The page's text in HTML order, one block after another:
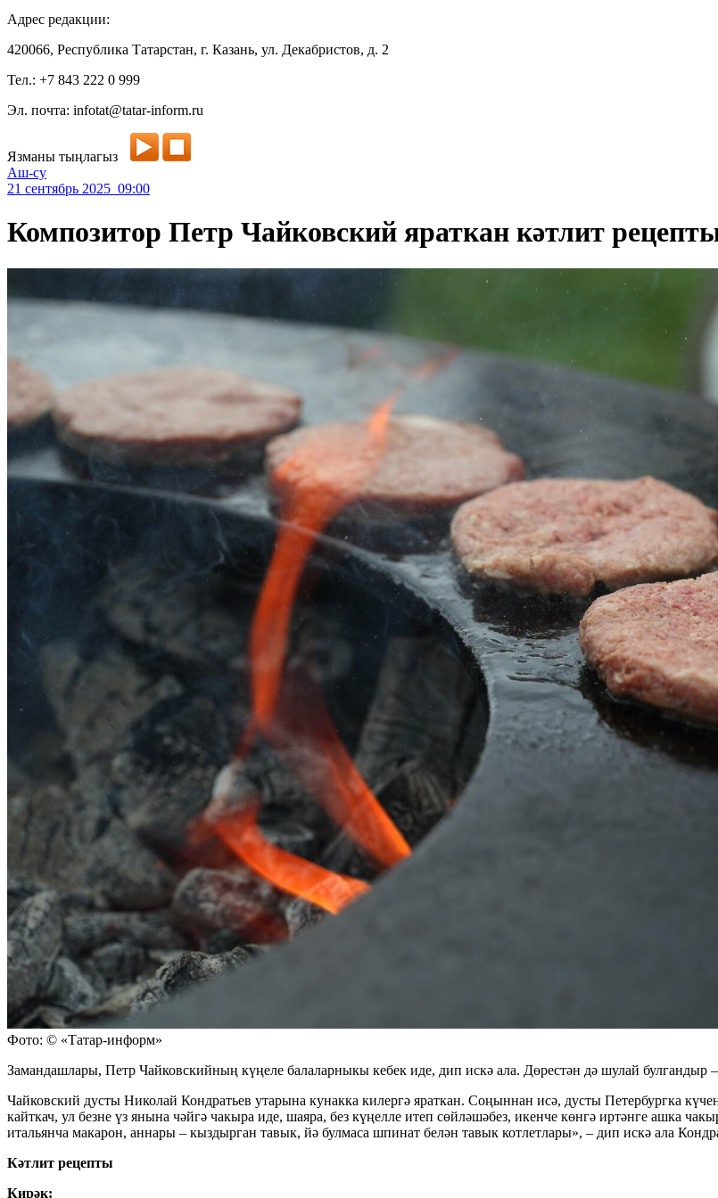
Адрес редакции:
420066, Республика Татарстан, г. Казань, ул. Декабристов, д. 2
Тел.: +7 843 222 0 999
Эл. почта: infotat@tatar-inform.ru
Язманы тыңлагыз
Аш-су
21 сентябрь 2025 09:00
Композитор Петр Чайковский яраткан кәтлит
Фото: © «Татар-информ»
Замандашлары, Петр Чайковскийның күңеле балаларныкы кебек иде, дип искә ала. Дөрестән дә шулай булгандыр
Чайковский дусты Николай Кондратьев утарына кунакка килергә яраткан. Соңыннан исә, дусты Петербургка
кайткач, ул безне үз янына чәйгә чакыра иде, шаяра, без күңелле итеп сөйләшәбез, икенче көнгә иртәнге ашка
итальянча макарон, аннары – кыздырган тавык, йә булмаса шпинат белән тавык котлетлары», – дип искә ала
Кәтлит рецепты
Кирәк: